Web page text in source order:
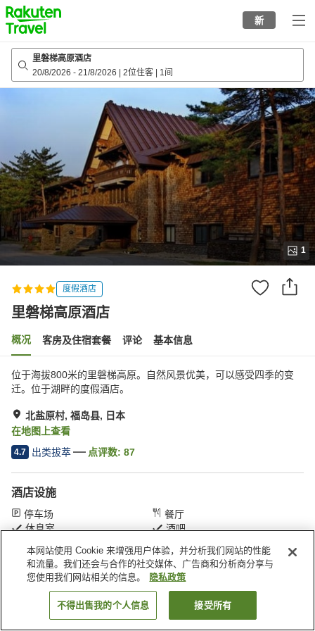
to
top
page
新
里磐梯高原酒店
20/8/2026 - 21/8/2026 2位住客 1间
1
度假酒店
里磐梯高原酒店
概况 客房及住宿套餐 评论 基本信息
位于海拔800米的里磐梯高原。自然风景优美，可以感受四季的变
迁。位于湖畔的度假酒店。
北盐原村, 福岛县, 日本
在地图上查看
4.7 出类拔萃 点评数: 87
酒店设施
停车场
餐厅
休息室
酒吧
首页 日本 福岛县 北盐原村 里磐梯高原酒店
搜索客房
本网站使用 Cookie 来增强用户体验，并分析我们网站的性能
和流量。我们还会与合作的社交媒体、广告商和分析商分享与
您使用我们网站相关的信息。
隐私政策
不得出售我的个人信息 接受所有